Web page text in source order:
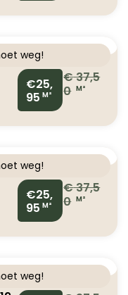
weg!
€25,
95 M²
€37,5
0 M²
weg!
€25,
95 M²
€37,5
0 M²
weg!